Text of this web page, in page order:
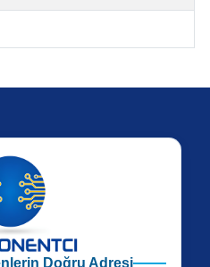
Doğru Adresi